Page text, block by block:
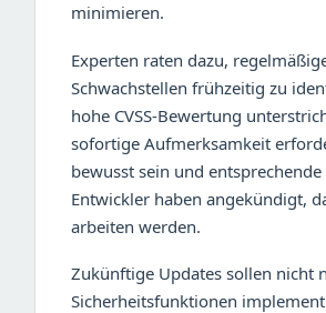
minimieren.
Experten raten dazu,
Schwachstellen frühzeitig zu
hohe CVSS-Bewertung
sofortige Aufmerksamkeit
bewusst sein und
Entwickler haben angekündigt,
arbeiten werden.
Zukünftige Updates sollen nicht
Sicherheitsfunktionen